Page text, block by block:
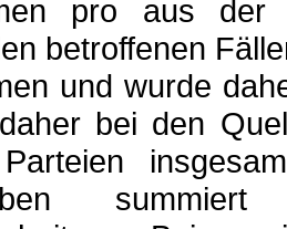
pro aus der
betroffenen
und wurde
bei den